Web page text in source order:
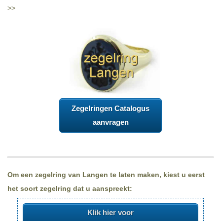
>>
Zegelringen Catalogus
aanvragen
Om een zegelring van Langen te laten maken, kiest u eerst
het soort zegelring dat u aanspreekt:
Klik hier voor